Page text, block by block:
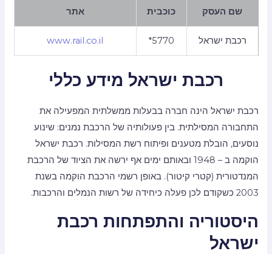
אתר כוכבית שם העסק
www.rail.co.il *5770 רכבת ישראל
רכבת ישראל מידע כללי
רכבת ישראל הינה חברה בבעלות ממשלתית המפעילה את
התחבורה המסילתית. בין פעולותיה של הרכבת נמנים: שינוע
נוסעים, הובלת מטענים ופיתוח רשת המסילות. רכבת ישראל
הוקמה ב – 1948 ובאותם ימים אף ירשה את הציוד של הרכבת
המנדטורית (קטרי קיטור). באופן רשמי הרכבת הוקמה בשנת
2003 כשקודם לכן פעלה כיחידה של רשות הנמלים והרכבות.
היסטוריה והתפתחות רכבת
ישראל